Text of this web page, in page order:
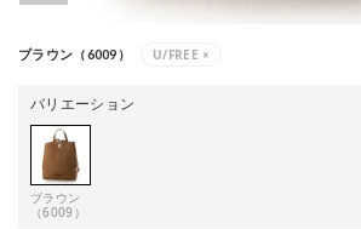
ブラウン（6009） U/FREE ×
バリエーション
ブラウン
（6009）